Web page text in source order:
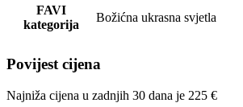
FAVI
kategorija
Božićna ukrasna svjetla
Povijest cijena
Najniža cijena u zadnjih 30 dana je 225 €